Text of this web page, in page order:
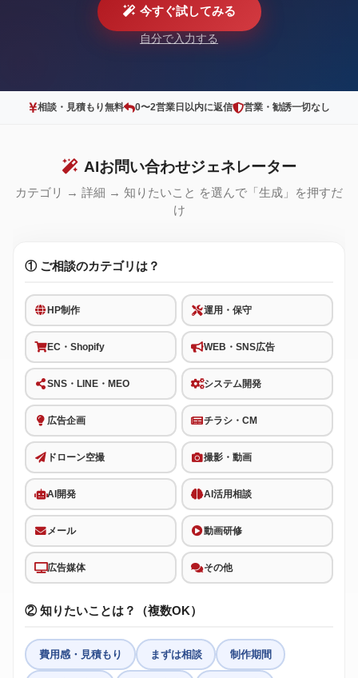
今すぐ試してみる
自分で入力する
相談・見積もり無料 0〜2営業日以内に返信 営業・勧誘一切なし
AIお問い合わせジェネレーター
カテゴリ → 詳細 → 知りたいこと を選んで「生成」を押すだ
け
① ご相談のカテゴリは？
HP制作 運用・保守
EC・Shopify WEB・SNS広告
SNS・LINE・MEO システム開発
広告企画 チラシ・CM
ドローン空撮 撮影・動画
AI開発 AI活用相談
メール 動画研修
広告媒体 その他
② 知りたいことは？（複数OK）
費用感・見積もり まずは相談 制作期間